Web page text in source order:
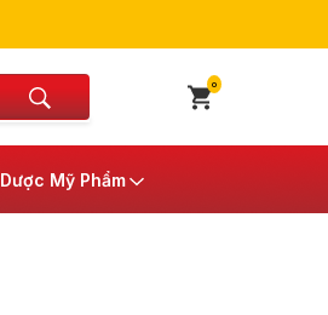
0
Dược Mỹ Phẩm